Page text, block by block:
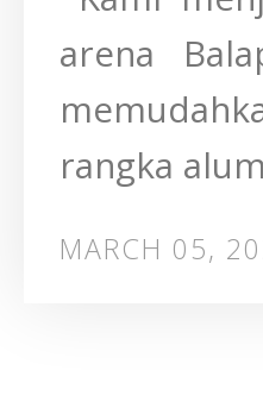
arena
rangka
MARCH 05,